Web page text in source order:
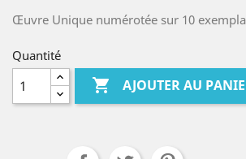
Œuvre Unique numérotée sur 10
Quantité
 AJOUTER AU